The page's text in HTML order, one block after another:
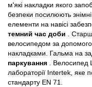
м'які накладки якого
безпеки посилюють
елементи на навісі
темний час доби .
велосипедом за
накладками. Гальма на
паркування . Велосипед
лабораторії Intertek, яке
стандарту EN 71.